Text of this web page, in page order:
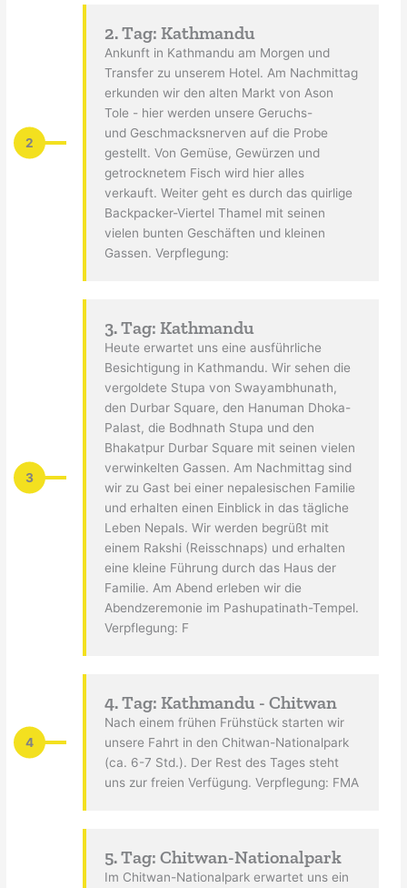
2
2. Tag: Kathmandu
Ankunft in Kathmandu am Morgen und
Transfer zu unserem Hotel. Am Nachmittag
erkunden wir den alten Markt von Ason
Tole - hier werden unsere Geruchs-
und Geschmacksnerven auf die Probe
gestellt. Von Gemüse, Gewürzen und
getrocknetem Fisch wird hier alles
verkauft. Weiter geht es durch das quirlige
Backpacker-Viertel Thamel mit seinen
vielen bunten Geschäften und kleinen
Gassen. Verpflegung:
3
3. Tag: Kathmandu
Heute erwartet uns eine ausführliche
Besichtigung in Kathmandu. Wir sehen die
vergoldete Stupa von Swayambhunath,
den Durbar Square, den Hanuman Dhoka-
Palast, die Bodhnath Stupa und den
Bhakatpur Durbar Square mit seinen vielen
verwinkelten Gassen. Am Nachmittag sind
wir zu Gast bei einer nepalesischen Familie
und erhalten einen Einblick in das tägliche
Leben Nepals. Wir werden begrüßt mit
einem Rakshi (Reisschnaps) und erhalten
eine kleine Führung durch das Haus der
Familie. Am Abend erleben wir die
Abendzeremonie im Pashupatinath-Tempel.
Verpflegung: F
4
4. Tag: Kathmandu - Chitwan
Nach einem frühen Frühstück starten wir
unsere Fahrt in den Chitwan-Nationalpark
(ca. 6-7 Std.). Der Rest des Tages steht
uns zur freien Verfügung. Verpflegung: FMA
5. Tag: Chitwan-Nationalpark
Im Chitwan-Nationalpark erwartet uns ein